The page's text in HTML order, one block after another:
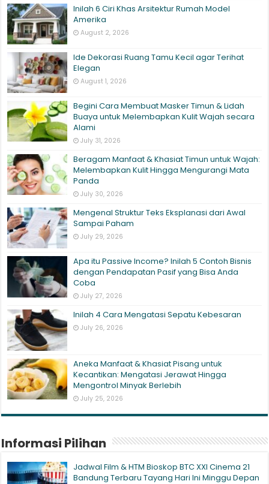
Inilah 6 Ciri Khas Arsitektur Rumah Model
Amerika
August 2, 2026
Ide Dekorasi Ruang Tamu Kecil agar Terihat
Elegan
August 1, 2026
Begini Cara Membuat Masker Timun & Lidah
Buaya untuk Melembapkan Kulit Wajah secara
Alami
July 31, 2026
Beragam Manfaat & Khasiat Timun untuk Wajah:
Melembapkan Kulit Hingga Mengurangi Mata
Panda
July 30, 2026
Mengenal Struktur Teks Eksplanasi dari Awal
Sampai Paham
July 29, 2026
Apa itu Passive Income? Inilah 5 Contoh Bisnis
dengan Pendapatan Pasif yang Bisa Anda
Coba
July 27, 2026
Inilah 4 Cara Mengatasi Sepatu Kebesaran
July 26, 2026
Aneka Manfaat & Khasiat Pisang untuk
Kecantikan: Mengatasi Jerawat Hingga
Mengontrol Minyak Berlebih
July 25, 2026
Informasi Pilihan
Jadwal Film & HTM Bioskop BTC XXI Cinema 21
Bandung Terbaru Tayang Hari Ini Minggu Depan